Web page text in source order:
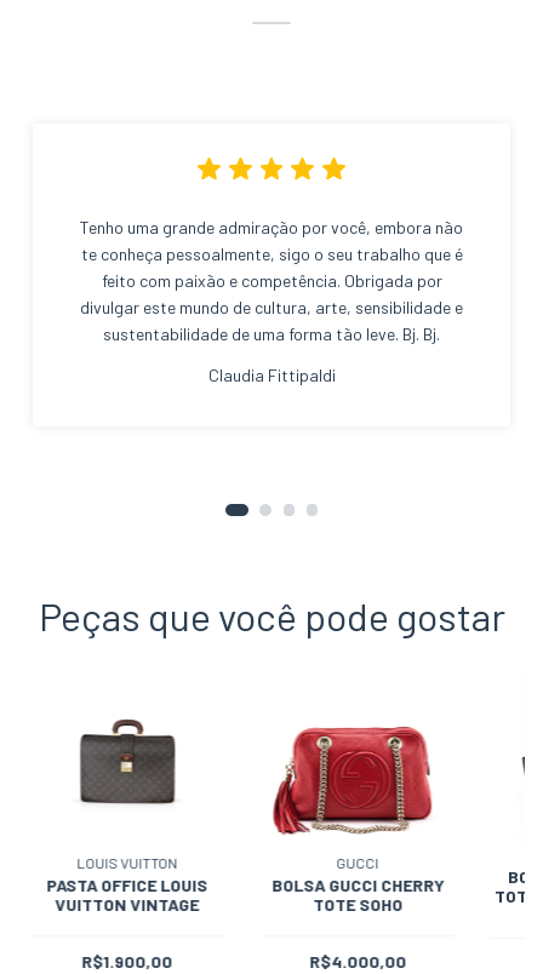
Tenho uma grande admiração por você, embora não
te conheça pessoalmente, sigo o seu trabalho que é
feito com paixão e competência. Obrigada por
divulgar este mundo de cultura, arte, sensibilidade e
sustentabilidade de uma forma tão leve. Bj. Bj.
Claudia Fittipaldi
Peças que você pode gostar
LOUIS VUITTON
PASTA OFFICE LOUIS
VUITTON VINTAGE
R$1.900,00
GUCCI
BOLSA GUCCI CHERRY
TOTE SOHO
R$4.000,00
TOTE